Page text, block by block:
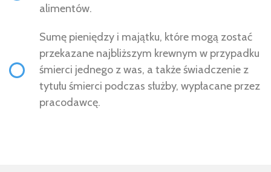
alimentów.
Sumę pieniędzy i majątku, które mogą zostać
przekazane najbliższym krewnym w przypadku
śmierci jednego z was, a także świadczenie z
tytułu śmierci podczas służby, wypłacane przez
pracodawcę.